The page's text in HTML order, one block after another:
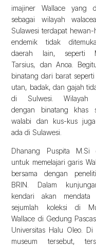
imajiner Wallace yang
sebagai wilayah
Sulawesi terdapat hewan-
endemik tidak
daerah lain, seperti
Tarsius, dan Anoa.
binatang dari barat
utan, badak, dan gajah
di Sulwesi. Wilayah
dengan binatang khas
walabi dan kus-kus
ada di Sulawesi.
Dhanang Puspita M.Si
untuk memelajari garis
bersama dengan
BRIN. Dalam
kendari akan mendata
sejumlah koleksi di
Wallace di Gedung
Universitas Halu Oleo. Di
museum tersebut,